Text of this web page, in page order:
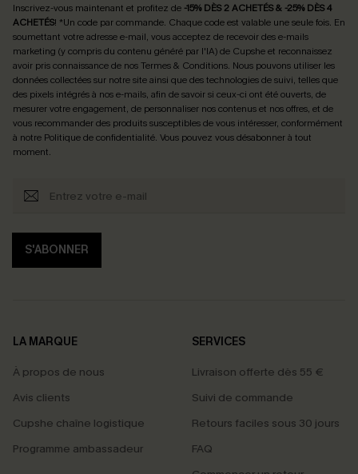
Inscrivez-vous maintenant et profitez de -15% DÈS 2 ACHETÉS & -25% DÈS 4
ACHETÉS! *Un code par commande. Chaque code est valable une seule fois. En
soumettant votre adresse e-mail, vous acceptez de recevoir des e-mails
marketing (y compris du contenu généré par l'IA) de Cupshe et reconnaissez
avoir pris connaissance de nosTermes & Conditions. Nous pouvons utiliser les
données collectées sur notre site ainsi que des technologies de suivi, telles que
des pixels intégrés à nos e-mails, afin de savoir si ceux-ci ont été ouverts, de
mesurer votre engagement, de personnaliser nos contenus et nos offres, et de
vous recommander des produits susceptibles de vous intéresser, conformément
à notre Politique de confidentialité. Vous pouvez vous désabonner à tout
moment.
S'ABONNER
LA MARQUE
À propos de nous
Avis clients
Cupshe chaîne logistique
Programme ambassadeur
SERVICES
Livraison offerte dès 55 €
Suivi de commande
Retours faciles sous 30 jours
FAQ